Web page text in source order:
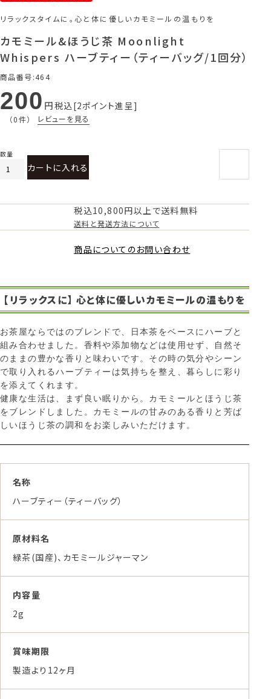
リラックスタイムに。心と体に優しいカモミールの温もりを
カモミール&ほうじ茶 Moonlight
Whispers ハーブティー（ティーバッグ/1回分）
商品番号 464
200 税込 2ポイント進呈
（0件） レビューを見る
カートに入れる
税込10,800円以上で送料無料
送料と発送方法について
商品についてのお問い合わせ
【リラックスに】 心と体に優しいカモミールの温もりを
お茶屋ならではのブレンドで、日本茶をベースにハーブと
組み合わせました。香料や添加物などは使用せず、自然そ
のままの豊かな香りと味わいです。その時の気分やシーン
で取り入れるハーブティーは気持ちを整え、暮らしに彩り
を添えてくれます。
健康な生活は、まず良い眠りから。カモミールとほうじ茶
をブレンドしました。カモミールの甘みのある香りと芳ば
しいほうじ茶の調和をお楽しみいただけます。
名称
ハーブティー（ティーバッグ）
原材料名
緑茶(国産)、カモミールジャーマン
内容量
2g
賞味期限
製造より12ヶ月